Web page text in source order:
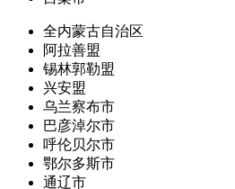
全内蒙古自治区
阿拉善盟
锡林郭勒盟
兴安盟
乌兰察布市
巴彦淖尔市
呼伦贝尔市
鄂尔多斯市
通辽市